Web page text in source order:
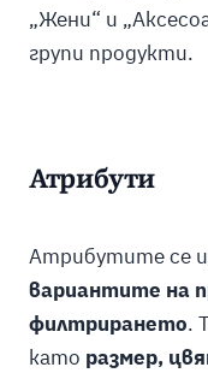
„Жени“ и
групи продукти.
Атрибути
Атрибутите се
вариантите на
филтрирането.
като размер,